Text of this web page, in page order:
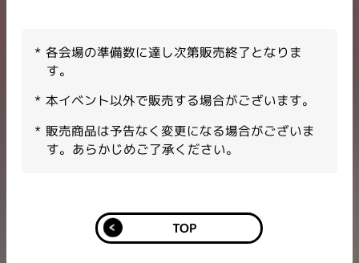
各会場の準備数に達し次第販売終了となりま
す。​
本イベント以外で販売する場合がございます。​
販売商品は予告なく変更になる場合がございま
す。あらかじめご了承ください。
TOP